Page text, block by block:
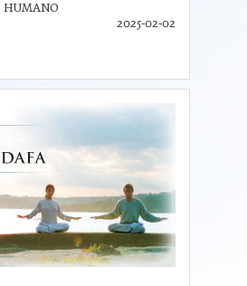
HUMANO
2025-02-02